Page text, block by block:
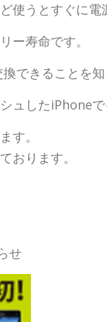
使うとすぐに電
ー寿命です。
できることを
ュしたiPhone
す。
おります。
せ